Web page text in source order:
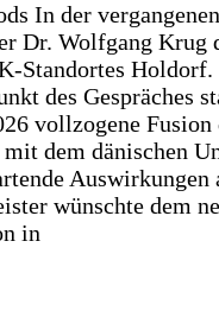
In der
Dr. Wolfgang Krug
Standortes Holdorf.
des Gespräches
vollzogene
dem dänischen
Auswirkungen
wünschte dem
in